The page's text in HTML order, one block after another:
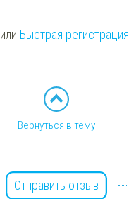
или Быстрая регистрация
Вернуться в тему
Отправить отзыв